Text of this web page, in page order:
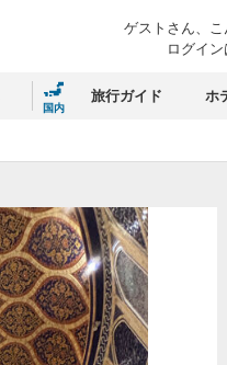
ゲストさん、 こ
ログイ
国内
旅行ガイド ホ